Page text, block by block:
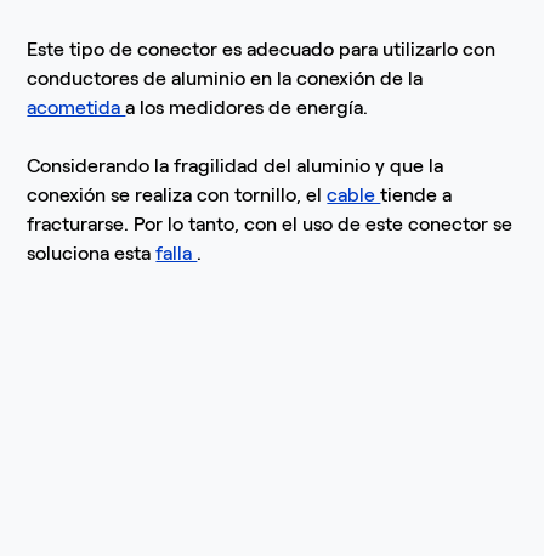
Este tipo de conector es adecuado para utilizarlo con
conductores de aluminio en la conexión de la
acometidaa los medidores de energía.
Considerando la fragilidad del aluminio y que la
conexión se realiza con tornillo, elcabletiende a
fracturarse. Por lo tanto, con el uso de este conector se
soluciona estafalla .